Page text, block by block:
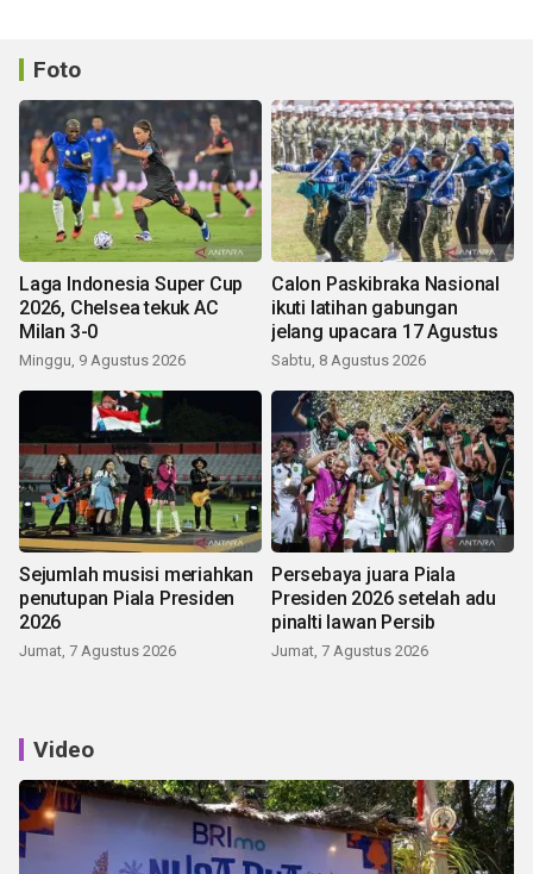
Foto
Laga Indonesia Super Cup
2026, Chelsea tekuk AC
Milan 3-0
Minggu, 9 Agustus 2026
Calon Paskibraka Nasional
ikuti latihan gabungan
jelang upacara 17 Agustus
Sabtu, 8 Agustus 2026
Sejumlah musisi meriahkan
penutupan Piala Presiden
2026
Jumat, 7 Agustus 2026
Persebaya juara Piala
Presiden 2026 setelah adu
pinalti lawan Persib
Jumat, 7 Agustus 2026
Video